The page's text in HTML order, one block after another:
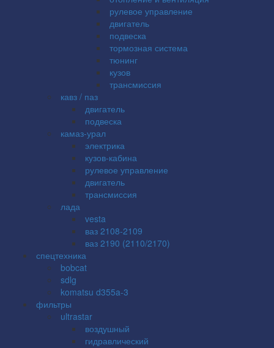
рулевое управление
двигатель
подвеска
тормозная система
тюнинг
кузов
трансмиссия
кавз / паз
двигатель
подвеска
камаз-урал
электрика
кузов-кабина
рулевое управление
двигатель
трансмиссия
лада
vesta
ваз 2108-2109
ваз 2190 (2110/2170)
спецтехника
bobcat
sdlg
komatsu d355a-3
фильтры
ultrastar
воздушный
гидравлический